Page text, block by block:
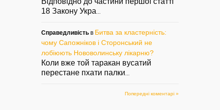
18 Закону Укра
Справедливість в Битва за кластерність:
чому Сапожніков і Сторонський не
лобіюють Нововолинську лікарню?
Коли вже той таракан вусатий
перестане пхати палки
Попередні коментарі »